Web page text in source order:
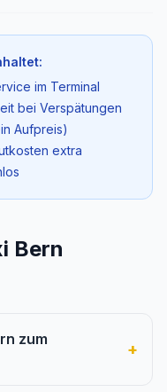
im Terminal
bei Verspätungen
Aufpreis)
extra
Bern
zum
+